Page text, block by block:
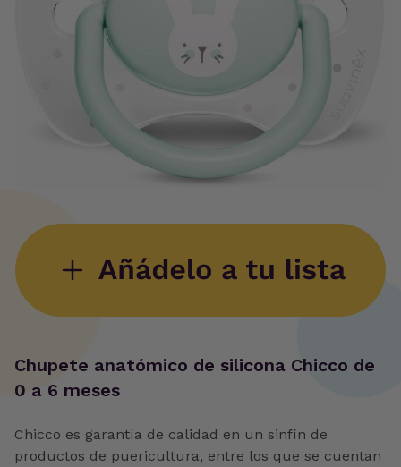
‍Chupete anatómico de silicona Chicco de
0 a 6 meses
Chicco es garantía de calidad en un sinfín de
productos de puericultura, entre los que se cuentan